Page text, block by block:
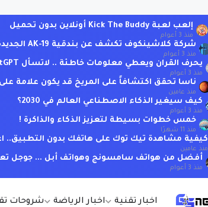
اخبار تقنية اخبار الرياضة شروحات
إلعب لعبة Kick The Buddy أونلاين بدون تحميل
منذ 3 أعوام
شركة كلاشينكوف تكشف عن بندقية AK-19 الجديدة التي ستغير العالم
منذ 3 أعوام
يحرف القران ويعطي معلومات خاطئة .. لاتسأل ChatGPT عن القران !
منذ 3 أعوام
ناسا تحقق اكتشافاً على المريخ قد يكون علامة
منذ عامين
كيف سيغير الذكاء الاصطناعي العالم في 2030؟
منذ 3 أعوام
خمس خطوات بسيطة لتعزيز الذكاء والذاكرة !
منذ 11 شهرًا
كيفية مشاهدة تيك توك على هاتفك بدون التطبيق..
منذ عامين
أفضل من هواتف سامسونج وهواتف أبل ... جوجل
منذ 3 أعوام